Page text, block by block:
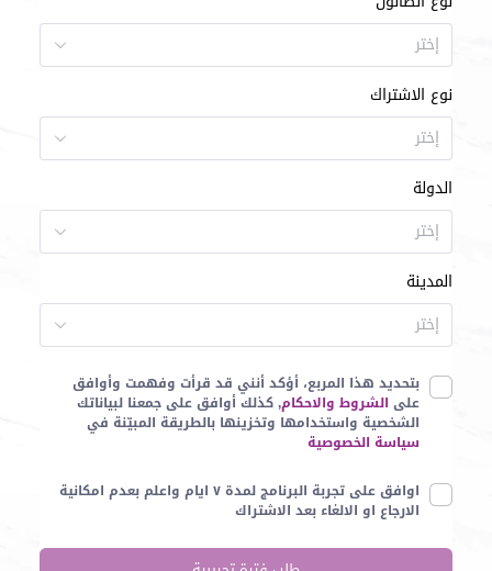
إختر
نوع الاشتراك
إختر
الدولة
إختر
المدينة
إختر
بتحديد هذا المربع، أؤكد أنني قد قرأت وفهمت وأوافق
على الشروط والاحكام, كذلك أوافق على جمعنا لبياناتك
الشخصية واستخدامها وتخزينها بالطريقة المبيّنة في
سياسة الخصوصية
اوافق على تجربة البرنامج لمدة ٧ ايام واعلم بعدم امكانية
الارجاع او الالغاء بعد الاشتراك